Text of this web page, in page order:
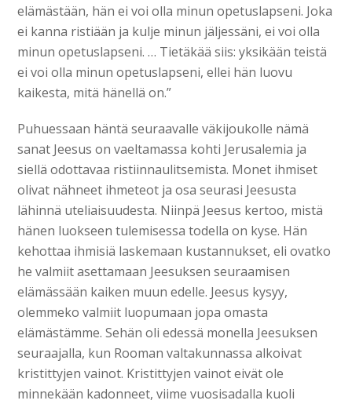
elämästään, hän ei voi olla minun opetuslapseni. Joka
ei kanna ristiään ja kulje minun jäljessäni, ei voi olla
minun opetuslapseni. … Tietäkää siis: yksikään teistä
ei voi olla minun opetuslapseni, ellei hän luovu
kaikesta, mitä hänellä on.”
Puhuessaan häntä seuraavalle väkijoukolle nämä
sanat Jeesus on vaeltamassa kohti Jerusalemia ja
siellä odottavaa ristiinnaulitsemista. Monet ihmiset
olivat nähneet ihmeteot ja osa seurasi Jeesusta
lähinnä uteliaisuudesta. Niinpä Jeesus kertoo, mistä
hänen luokseen tulemisessa todella on kyse. Hän
kehottaa ihmisiä laskemaan kustannukset, eli ovatko
he valmiit asettamaan Jeesuksen seuraamisen
elämässään kaiken muun edelle. Jeesus kysyy,
olemmeko valmiit luopumaan jopa omasta
elämästämme. Sehän oli edessä monella Jeesuksen
seuraajalla, kun Rooman valtakunnassa alkoivat
kristittyjen vainot. Kristittyjen vainot eivät ole
minnekään kadonneet, viime vuosisadalla kuoli